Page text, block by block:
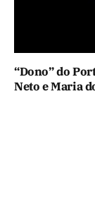
“Dono” do
Neto e Maria